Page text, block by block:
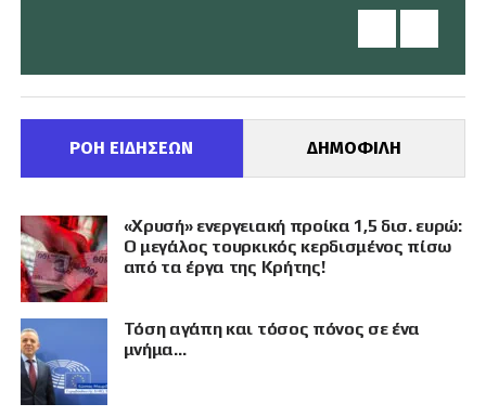
ΡΟΗ ΕΙΔΗΣΕΩΝ ΔΗΜΟΦΙΛΗ
«Χρυσή» ενεργειακή προίκα 1,5 δισ. ευρώ:
Ο μεγάλος τουρκικός κερδισμένος πίσω
από τα έργα της Κρήτης!
Τόση αγάπη και τόσος πόνος σε ένα
μνήμα…